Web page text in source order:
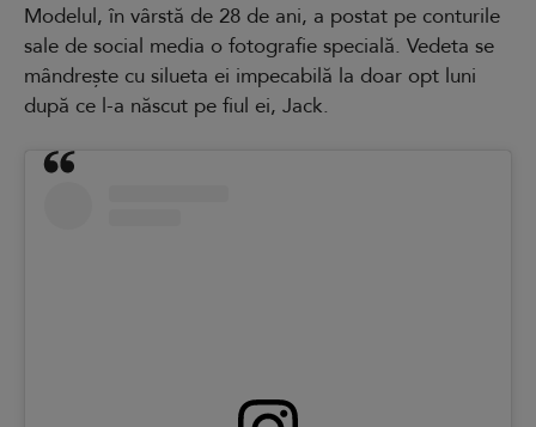
Modelul, în vârstă de 28 de ani, a postat pe conturile
sale de social media o fotografie specială. Vedeta se
mândrește cu silueta ei impecabilă la doar opt luni
după ce l-a născut pe fiul ei, Jack.